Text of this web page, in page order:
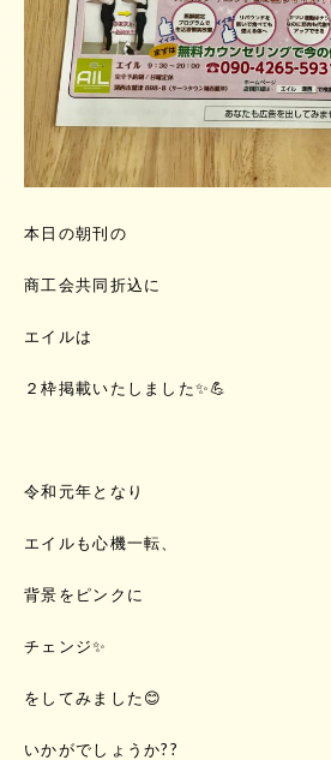
本日の朝刊の
商工会共同折込に
エイルは
２枠掲載いたしました✨💪
令和元年となり
エイルも心機一転、
背景をピンクに
チェンジ✨
をしてみました😊
いかがでしょうか??